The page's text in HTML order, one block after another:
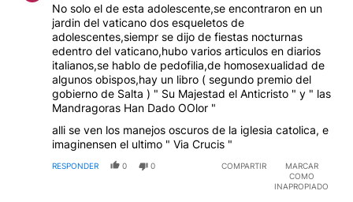
No solo el de esta adolescente,se encontraron en un
jardin del vaticano dos esqueletos de
adolescentes,siempr se dijo de fiestas nocturnas
edentro del vaticano,hubo varios articulos en diarios
italianos,se hablo de pedofilia,de homosexualidad de
algunos obispos,hay un libro ( segundo premio del
gobierno de Salta ) " Su Majestad el Anticristo " y " las
Mandragoras Han Dado OOlor "
alli se ven los manejos oscuros de la iglesia catolica, e
imaginensen el ultimo " Via Crucis "
RESPONDER 0 0 COMPARTIR
MARCAR
COMO
INAPROPIADO